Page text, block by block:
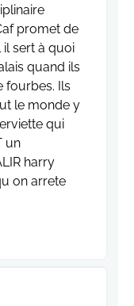
promet de
sert à quoi
quand ils
fourbes. Ils
le monde y
qui
un
harry
on arrete